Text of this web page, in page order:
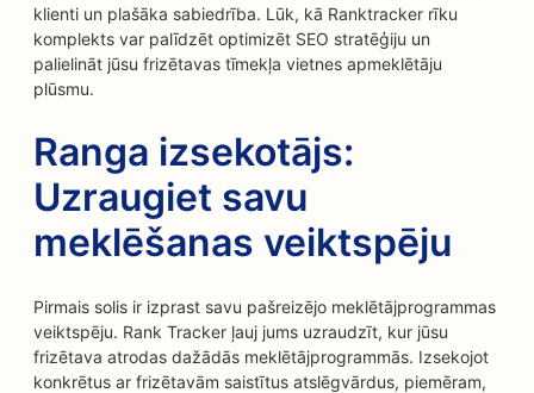
klienti un plašāka sabiedrība. Lūk, kā Ranktracker rīku
komplekts var palīdzēt optimizēt SEO stratēģiju un
palielināt jūsu frizētavas tīmekļa vietnes apmeklētāju
plūsmu.
Ranga izsekotājs:
Uzraugiet savu
meklēšanas veiktspēju
Pirmais solis ir izprast savu pašreizējo meklētājprogrammas
veiktspēju. Rank Tracker ļauj jums uzraudzīt, kur jūsu
frizētava atrodas dažādās meklētājprogrammās. Izsekojot
konkrētus ar frizētavām saistītus atslēgvārdus, piemēram,